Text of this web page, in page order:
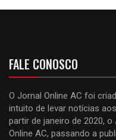
FALE CONOSCO
O Jornal Online AC foi
intuito de levar notícias
partir de janeiro de 2020,
Online AC, passando a